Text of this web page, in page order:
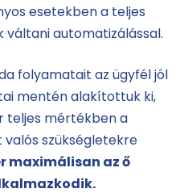
esetekben a teljes
automatizálással.
folyamatait az ügyfél jól
mentén alakítottuk ki,
teljes mértékben a
szükségletekre
maximálisan az ő